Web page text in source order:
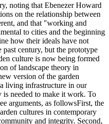
noting that Ebenezer Howard
on the relationship between
and that "working and
to cities and the beginning
how their ideals have not
century, but the prototype
culture is now being formed
of landscape theory in
version of the garden
living infrastructure in our
is needed to make it work. To
arguments, as followsFirst, the
cultures in contemporary
and integrity. Second,